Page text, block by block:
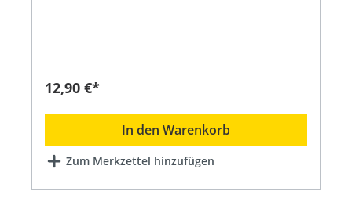
12,90 €*
In den Warenkorb
Zum Merkzettel hinzufügen